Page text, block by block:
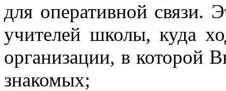
для оперативной связи.
учителей школы, куда
организации, в которой
знакомых;